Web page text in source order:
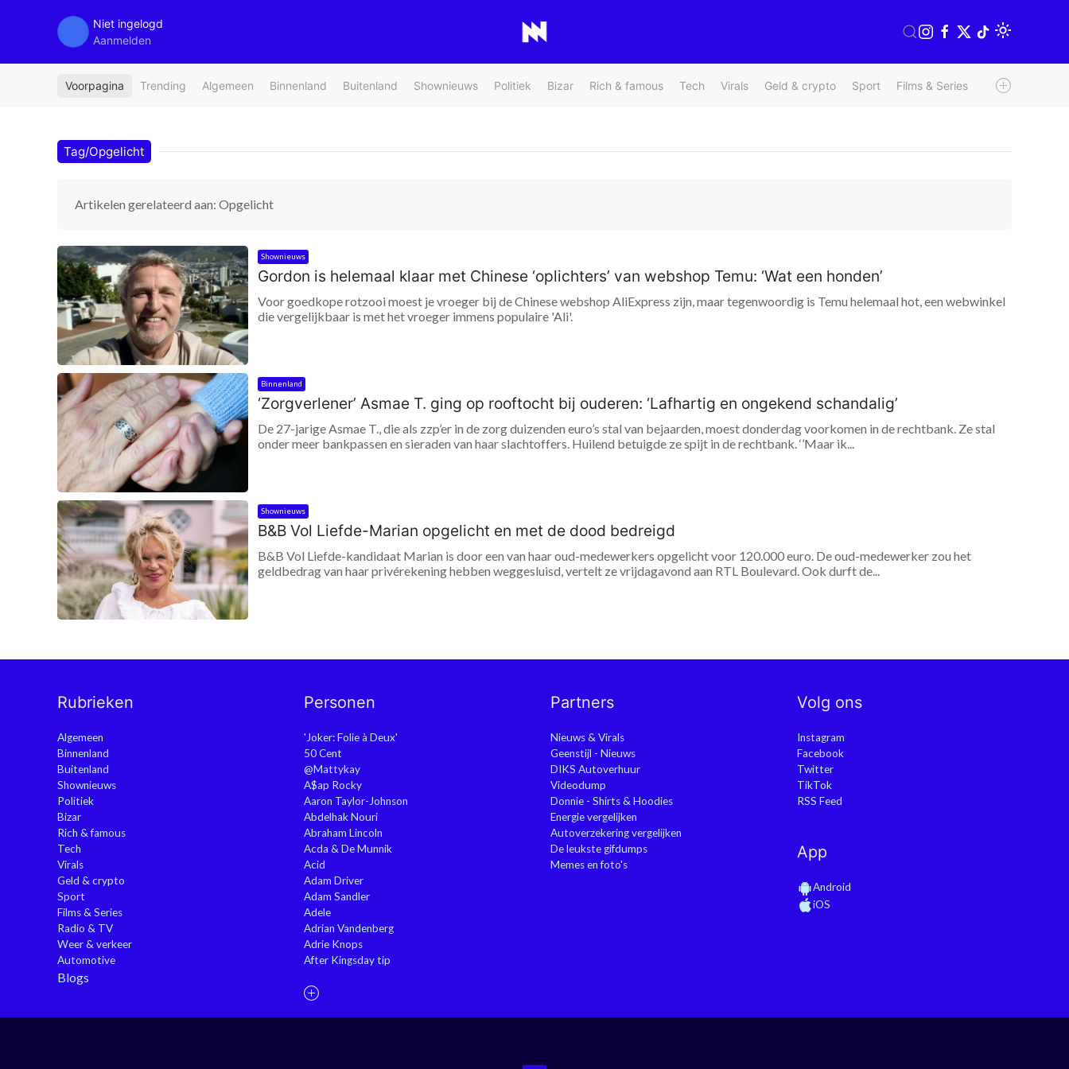
Niet ingelogd
Aanmelden
Voorpagina Trending Algemeen Binnenland Buitenland Shownieuws Politiek Bizar Rich & famous Tech Virals Geld & crypto Sport Films & Series Radio & TV
Tag/Opgelicht
Artikelen gerelateerd aan: Opgelicht
Shownieuws
Gordon is helemaal klaar met Chinese ‘oplichters’ van webshop Temu: ‘Wat een honden’
Voor goedkope rotzooi moest je vroeger bij de Chinese webshop AliExpress zijn, maar tegenwoordig is Temu helemaal hot, een webwinkel
die vergelijkbaar is met het vroeger immens populaire 'Ali'.
Binnenland
‘Zorgverlener’ Asmae T. ging op rooftocht bij ouderen: ‘Lafhartig en ongekend schandalig’
De 27-jarige Asmae T., die als zzp’er in de zorg duizenden euro’s stal van bejaarden, moest donderdag voorkomen in de rechtbank. Ze stal
onder meer bankpassen en sieraden van haar slachtoffers. Huilend betuigde ze spijt in de rechtbank. ‘’Maar ik...
Shownieuws
B&B Vol Liefde-Marian opgelicht en met de dood bedreigd
B&B Vol Liefde-kandidaat Marian is door een van haar oud-medewerkers opgelicht voor 120.000 euro. De oud-medewerker zou het
geldbedrag van haar privérekening hebben weggesluisd, vertelt ze vrijdagavond aan RTL Boulevard. Ook durft de...
Rubrieken
Algemeen
Binnenland
Buitenland
Shownieuws
Politiek
Bizar
Rich & famous
Tech
Virals
Geld & crypto
Sport
Films & Series
Radio & TV
Weer & verkeer
Automotive
Blogs
Personen
'Joker: Folie à Deux'
50 Cent
@Mattykay
A$ap Rocky
Aaron Taylor-Johnson
Abdelhak Nouri
Abraham Lincoln
Acda & De Munnik
Acid
Adam Driver
Adam Sandler
Adele
Adrian Vandenberg
Adrie Knops
After Kingsday tip
Partners
Nieuws & Virals
Geenstijl - Nieuws
DIKS Autoverhuur
Videodump
Donnie - Shirts & Hoodies
Energie vergelijken
Autoverzekering vergelijken
De leukste gifdumps
Memes en foto's
Volg ons
Instagram
Facebook
Twitter
TikTok
RSS Feed
App
Android
iOS